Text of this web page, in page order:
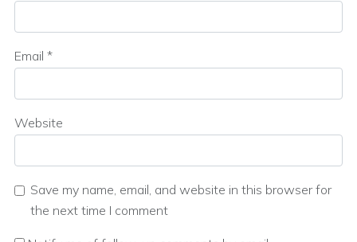
Email *
Website
Save my name, email, and website in this browser for
the next time I comment